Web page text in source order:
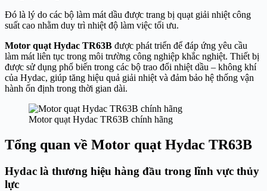
Đó là lý do các bộ làm mát dầu được trang bị quạt giải nhiệt công
suất cao nhằm duy trì nhiệt độ làm việc tối ưu.
Motor quạt Hydac TR63B được phát triển để đáp ứng yêu cầu
làm mát liên tục trong môi trường công nghiệp khắc nghiệt. Thiết bị
được sử dụng phổ biến trong các bộ trao đổi nhiệt dầu – không khí
của Hydac, giúp tăng hiệu quả giải nhiệt và đảm bảo hệ thống vận
hành ổn định trong thời gian dài.
Motor quạt Hydac TR63B chính hãng
Tổng quan về Motor quạt Hydac TR63B
Hydac là thương hiệu hàng đầu trong lĩnh vực thủy
lực